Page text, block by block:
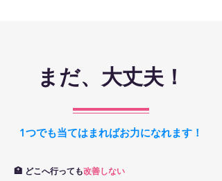
まだ、大丈夫！
1つでも当てはまればお力になれます！
🏥 どこへ行っても改善しない